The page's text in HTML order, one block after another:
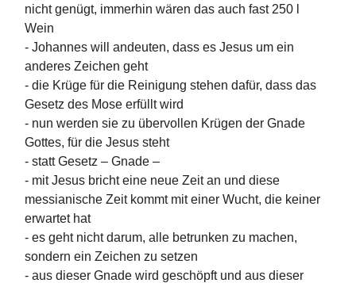
nicht genügt, immerhin wären das auch fast 250 l
Wein
- Johannes will andeuten, dass es Jesus um ein
anderes Zeichen geht
- die Krüge für die Reinigung stehen dafür, dass das
Gesetz des Mose erfüllt wird
- nun werden sie zu übervollen Krügen der Gnade
Gottes, für die Jesus steht
- statt Gesetz – Gnade –
- mit Jesus bricht eine neue Zeit an und diese
messianische Zeit kommt mit einer Wucht, die keiner
erwartet hat
- es geht nicht darum, alle betrunken zu machen,
sondern ein Zeichen zu setzen
- aus dieser Gnade wird geschöpft und aus dieser